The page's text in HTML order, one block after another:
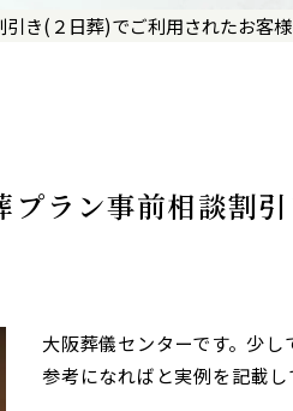
き(２日葬)でご利用されたお客
ラン事前相談割
大阪葬儀センターです。少
参考になればと実例を記載